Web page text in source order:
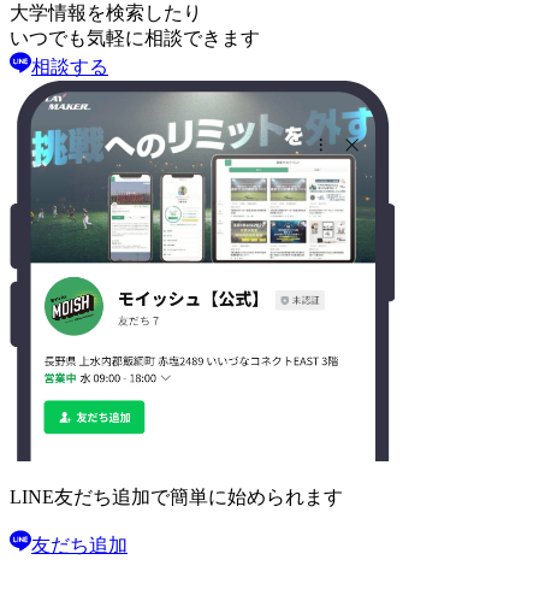
大学情報を検索したり
いつでも気軽に相談できます
相談する
LINE友だち追加で簡単に始められます
友だち追加